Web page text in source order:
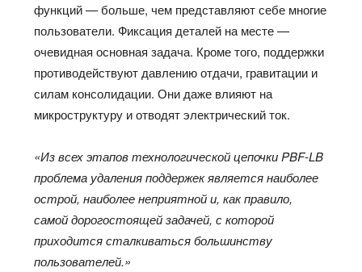
функций — больше, чем представляют себе многие
пользователи. Фиксация деталей на месте —
очевидная основная задача. Кроме того, поддержки
противодействуют давлению отдачи, гравитации и
силам консолидации. Они даже влияют на
микроструктуру и отводят электрический ток.
«Из всех этапов технологической цепочки PBF-LB
проблема удаления поддержек является наиболее
острой, наиболее неприятной и, как правило,
самой дорогостоящей задачей, с которой
приходится сталкиваться большинству
пользователей.»